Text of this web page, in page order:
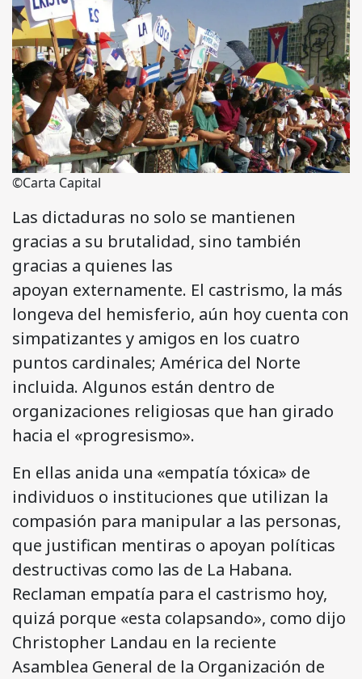
©Carta Capital
Las dictaduras no solo se mantienen
gracias a su brutalidad, sino también
gracias a quienes las
apoyan externamente. El castrismo, la más
longeva del hemisferio, aún hoy cuenta con
simpatizantes y amigos en los cuatro
puntos cardinales; América del Norte
incluida. Algunos están dentro de
organizaciones religiosas que han girado
hacia el «progresismo».
En ellas anida una «empatía tóxica» de
individuos o instituciones que utilizan la
compasión para manipular a las personas,
que justifican mentiras o apoyan políticas
destructivas como las de La Habana.
Reclaman empatía para el castrismo hoy,
quizá porque «esta colapsando», como dijo
Christopher Landau en la reciente
Asamblea General de la Organización de